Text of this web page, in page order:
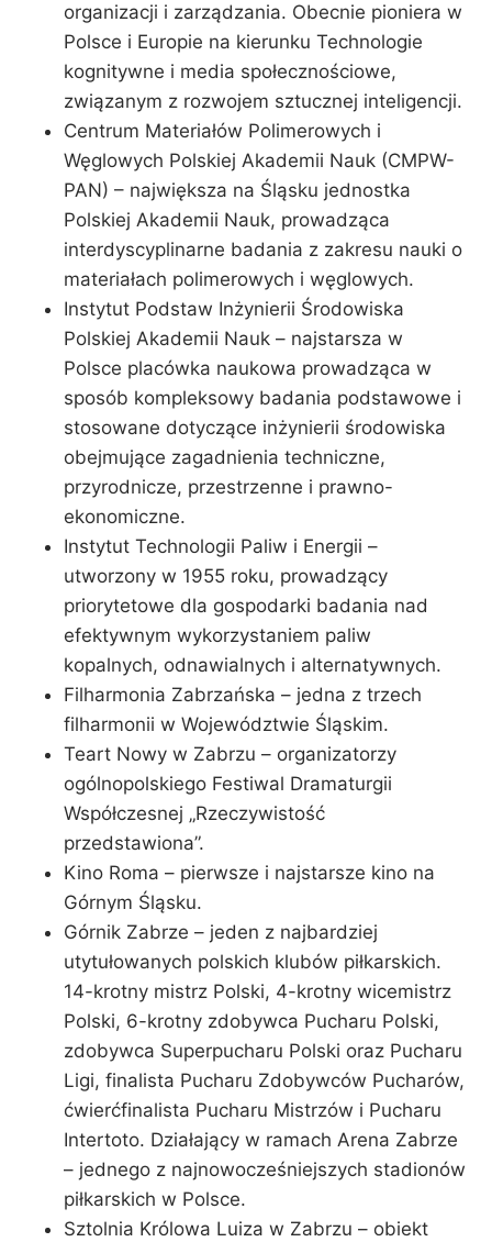
organizacji i zarządzania. Obecnie pioniera w
Polsce i Europie na kierunku Technologie
kognitywne i media społecznościowe,
związanym z rozwojem sztucznej inteligencji.
Centrum Materiałów Polimerowych i
Węglowych Polskiej Akademii Nauk (CMPW-
PAN) – największa na Śląsku jednostka
Polskiej Akademii Nauk, prowadząca
interdyscyplinarne badania z zakresu nauki o
materiałach polimerowych i węglowych.
Instytut Podstaw Inżynierii Środowiska
Polskiej Akademii Nauk – najstarsza w
Polsce placówka naukowa prowadząca w
sposób kompleksowy badania podstawowe i
stosowane dotyczące inżynierii środowiska
obejmujące zagadnienia techniczne,
przyrodnicze, przestrzenne i prawno-
ekonomiczne.
Instytut Technologii Paliw i Energii –
utworzony w 1955 roku, prowadzący
priorytetowe dla gospodarki badania nad
efektywnym wykorzystaniem paliw
kopalnych, odnawialnych i alternatywnych.
Filharmonia Zabrzańska – jedna z trzech
filharmonii w Województwie Śląskim.
Teart Nowy w Zabrzu – organizatorzy
ogólnopolskiego Festiwal Dramaturgii
Współczesnej „Rzeczywistość
przedstawiona”.
Kino Roma – pierwsze i najstarsze kino na
Górnym Śląsku.
Górnik Zabrze – jeden z najbardziej
utytułowanych polskich klubów piłkarskich.
14-krotny mistrz Polski, 4-krotny wicemistrz
Polski, 6-krotny zdobywca Pucharu Polski,
zdobywca Superpucharu Polski oraz Pucharu
Ligi, finalista Pucharu Zdobywców Pucharów,
ćwierćfinalista Pucharu Mistrzów i Pucharu
Intertoto. Działający w ramach Arena Zabrze
– jednego z najnowocześniejszych stadionów
piłkarskich w Polsce.
Sztolnia Królowa Luiza w Zabrzu – obiekt